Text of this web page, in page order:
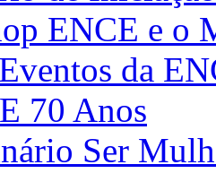
ENCE e o
da
70 Anos
Ser